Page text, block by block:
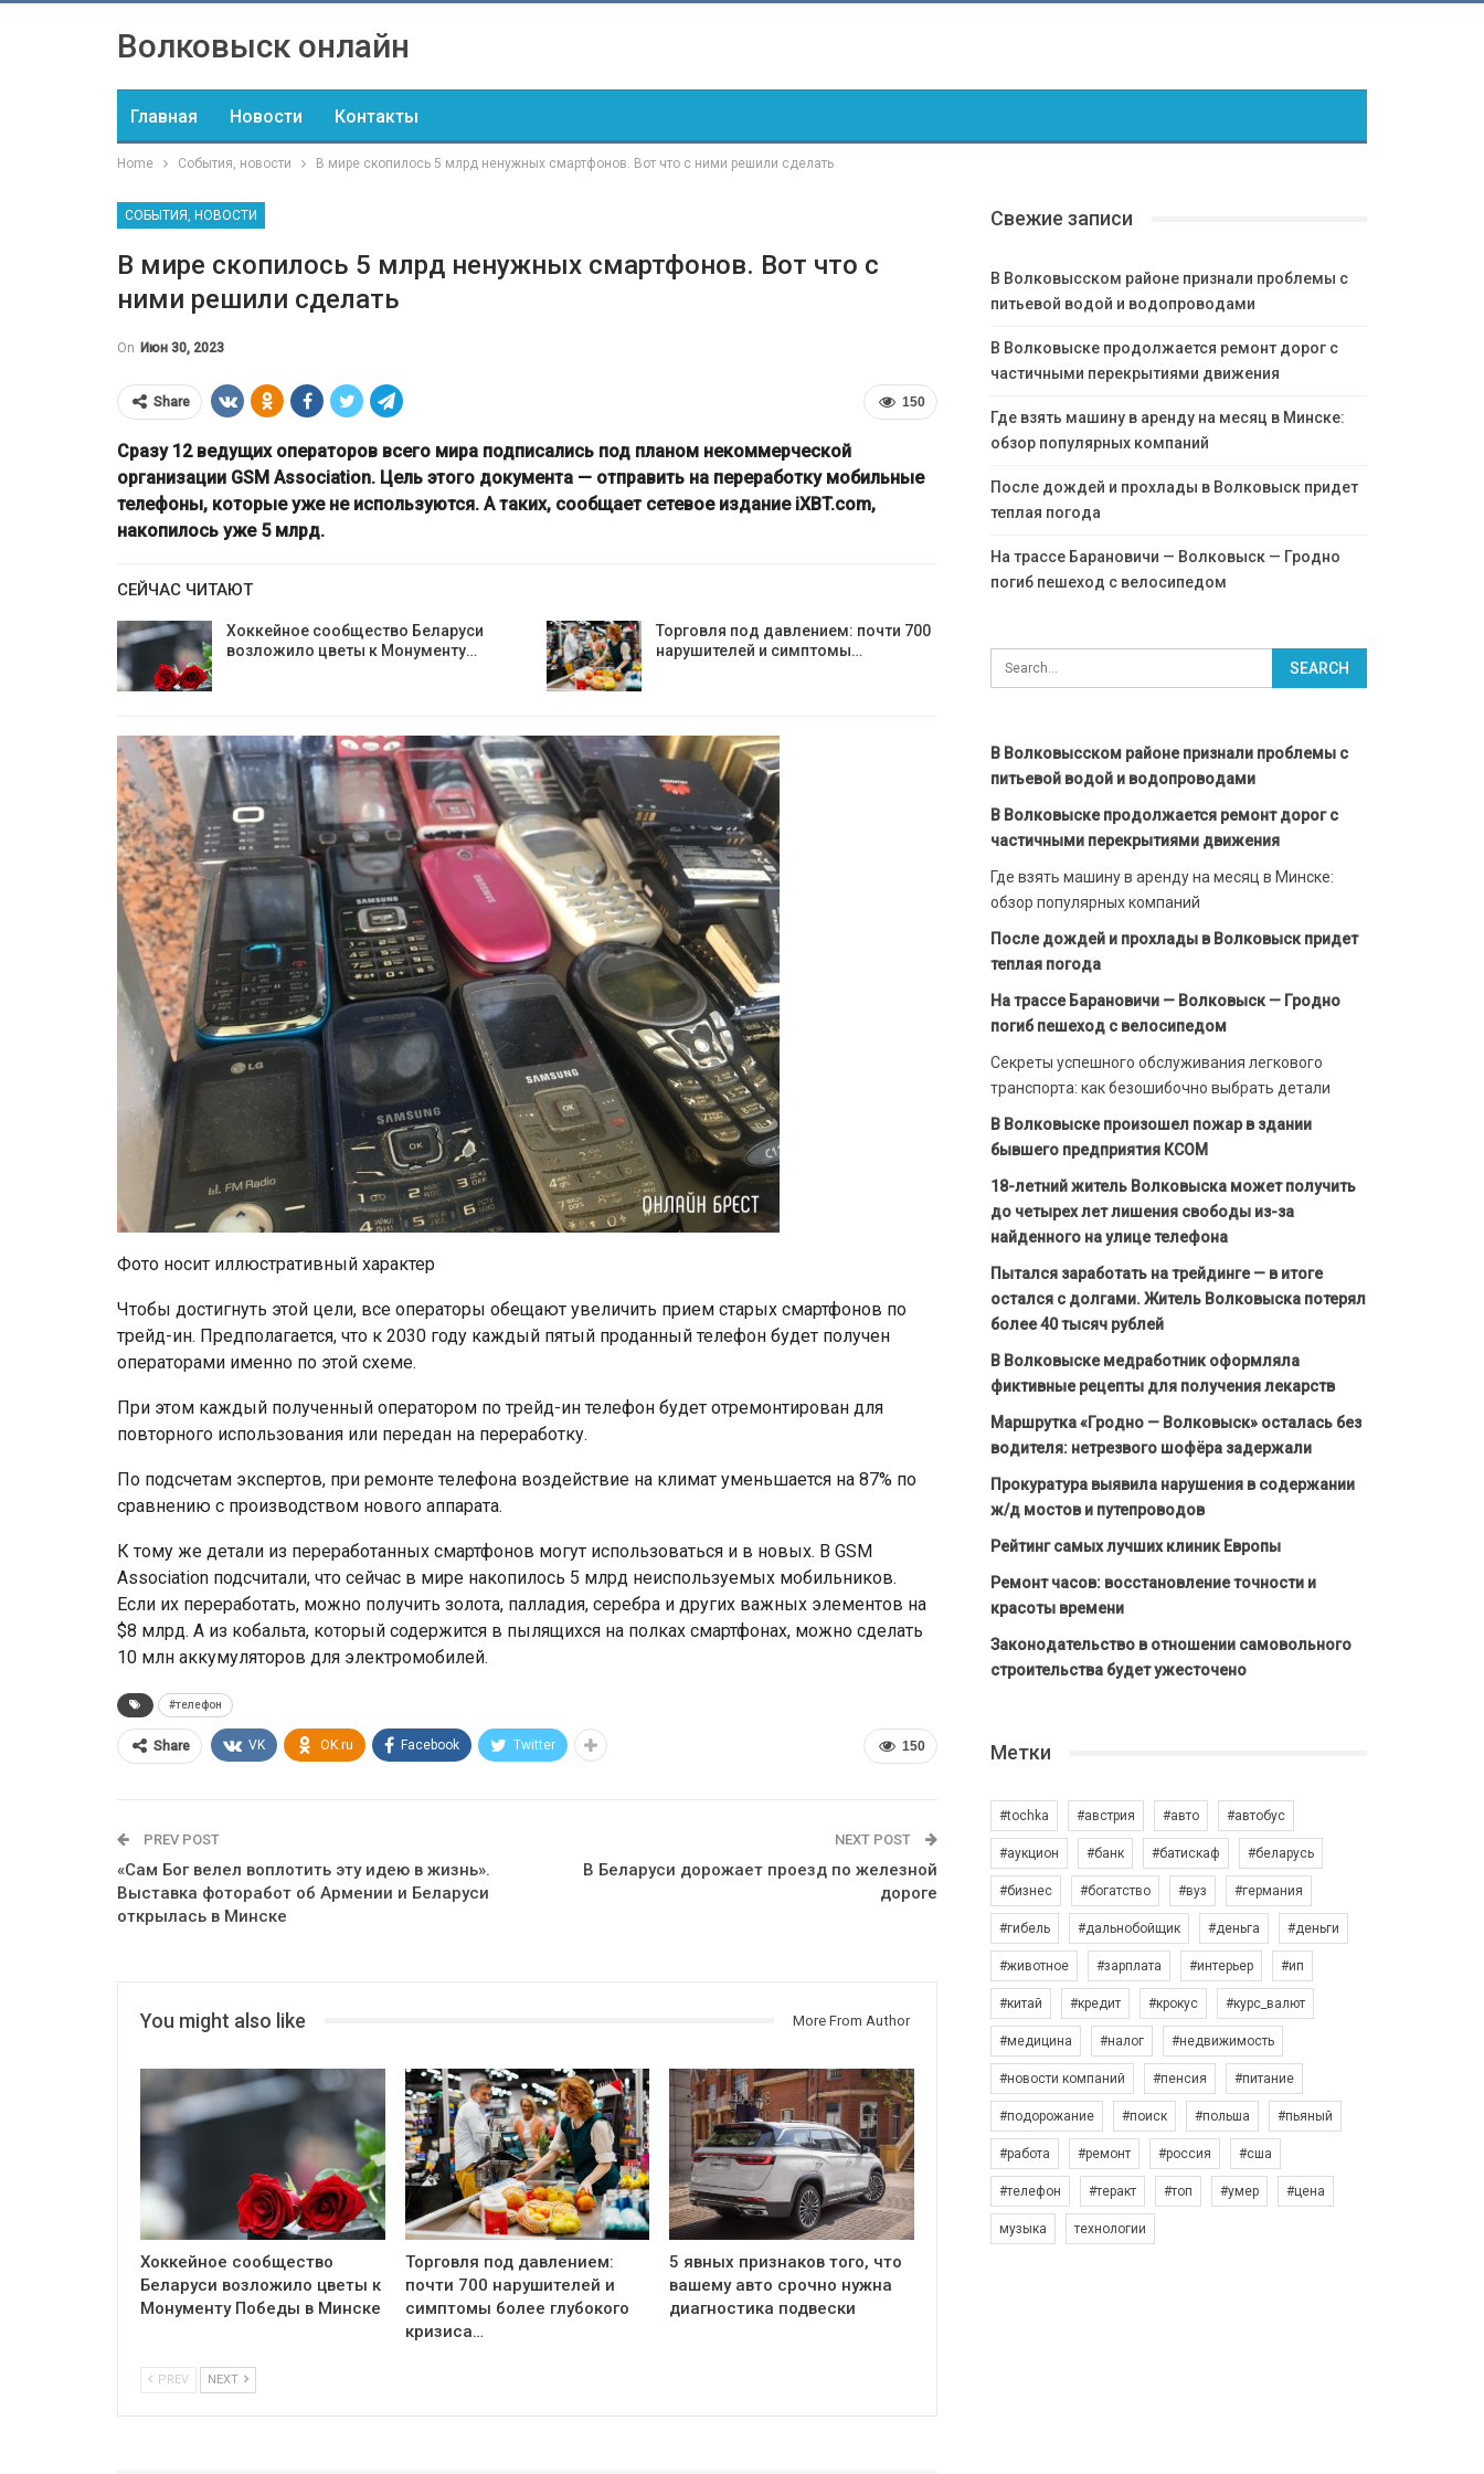
Волковыск онлайн
Главная Новости Контакты
Home События, новости В мире скопилось 5 млрд ненужных смартфонов. Вот что с ними решили сделать
СОБЫТИЯ, НОВОСТИ
В мире скопилось 5 млрд ненужных смартфонов. Вот что с
ними решили сделать
On Июн 30, 2023
150
Share
Сразу 12 ведущих операторов всего мира подписались под планом некоммерческой
организации GSM Association. Цель этого документа — отправить на переработку мобильные
телефоны, которые уже не используются. А таких, сообщает сетевое издание iXBT.com,
накопилось уже 5 млрд.
СЕЙЧАС ЧИТАЮТ
Хоккейное сообщество Беларуси
возложило цветы к Монументу…
Торговля под давлением: почти 700
нарушителей и симптомы…
Фото носит иллюстративный характер
Чтобы достигнуть этой цели, все операторы обещают увеличить прием старых смартфонов по
трейд-ин. Предполагается, что к 2030 году каждый пятый проданный телефон будет получен
операторами именно по этой схеме.
При этом каждый полученный оператором по трейд-ин телефон будет отремонтирован для
повторного использования или передан на переработку.
По подсчетам экспертов, при ремонте телефона воздействие на климат уменьшается на 87% по
сравнению с производством нового аппарата.
К тому же детали из переработанных смартфонов могут использоваться и в новых. В GSM
Association подсчитали, что сейчас в мире накопилось 5 млрд неиспользуемых мобильников.
Если их переработать, можно получить золота, палладия, серебра и других важных элементов на
$8 млрд. А из кобальта, который содержится в пылящихся на полках смартфонах, можно сделать
10 млн аккумуляторов для электромобилей.
#телефон
150
Share VK OK.ru Facebook Twitter
PREV POST
«Сам Бог велел воплотить эту идею в жизнь».
Выставка фоторабот об Армении и Беларуси
открылась в Минске
NEXT POST
В Беларуси дорожает проезд по железной
дороге
You might also like More From Author
Хоккейное сообщество
Беларуси возложило цветы к
Монументу Победы в Минске
Торговля под давлением:
почти 700 нарушителей и
симптомы более глубокого
кризиса…
5 явных признаков того, что
вашему авто срочно нужна
диагностика подвески
PREV NEXT
Свежие записи
В Волковысском районе признали проблемы с
питьевой водой и водопроводами
В Волковыске продолжается ремонт дорог с
частичными перекрытиями движения
Где взять машину в аренду на месяц в Минске:
обзор популярных компаний
После дождей и прохлады в Волковыск придет
теплая погода
На трассе Барановичи — Волковыск — Гродно
погиб пешеход с велосипедом
В Волковысском районе признали проблемы с
питьевой водой и водопроводами
В Волковыске продолжается ремонт дорог с
частичными перекрытиями движения
Где взять машину в аренду на месяц в Минске:
обзор популярных компаний
После дождей и прохлады в Волковыск придет
теплая погода
На трассе Барановичи — Волковыск — Гродно
погиб пешеход с велосипедом
Секреты успешного обслуживания легкового
транспорта: как безошибочно выбрать детали
В Волковыске произошел пожар в здании
бывшего предприятия КСОМ
18-летний житель Волковыска может получить
до четырех лет лишения свободы из-за
найденного на улице телефона
Пытался заработать на трейдинге — в итоге
остался с долгами. Житель Волковыска потерял
более 40 тысяч рублей
В Волковыске медработник оформляла
фиктивные рецепты для получения лекарств
Маршрутка «Гродно — Волковыск» осталась без
водителя: нетрезвого шофёра задержали
Прокуратура выявила нарушения в содержании
ж/д мостов и путепроводов
Рейтинг самых лучших клиник Европы
Ремонт часов: восстановление точности и
красоты времени
Законодательство в отношении самовольного
строительства будет ужесточено
Метки
#tochka #австрия #авто #автобус
#аукцион #банк #батискаф #беларусь
#бизнес #богатство #вуз #германия
#гибель #дальнобойщик #деньга #деньги
#животное #зарплата #интерьер #ип
#китай #кредит #крокус #курс_валют
#медицина #налог #недвижимость
#новости компаний #пенсия #питание
#подорожание #поиск #польша #пьяный
#работа #ремонт #россия #сша
#телефон #теракт #топ #умер #цена
музыка технологии